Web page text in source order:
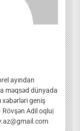
ayından
məqsəd dünyada
xəbərləri geniş
Adil oqlu|